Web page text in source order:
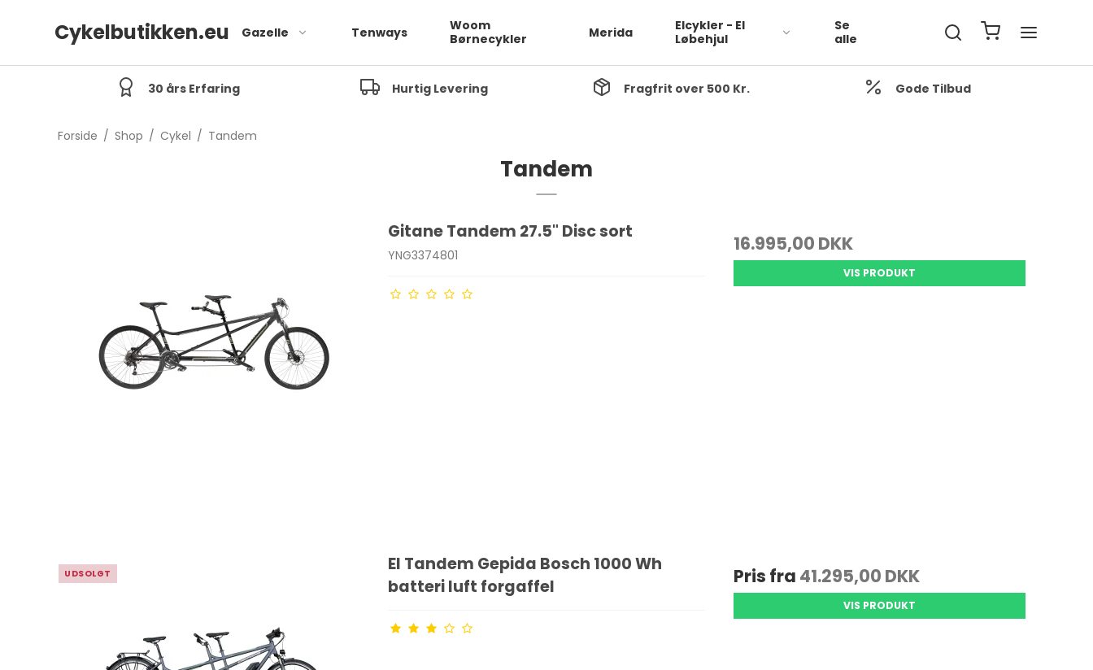
Cykelbutikken.eu Gazelle Tenways
Woom
Børnecykler
Merida
Elcykler - El
Løbehjul
Se
alle
30 års Erfaring Hurtig Levering Fragfrit over 500 Kr. Gode Tilbud
Forside / Shop / Cykel / Tandem
Tandem
Gitane Tandem 27.5" Disc sort
YNG3374801 16.995,00 DKK
VIS PRODUKT
UDSOLGT
El Tandem Gepida Bosch 1000 Wh
batteri luft forgaffel
Pris fra 41.295,00 DKK
VIS PRODUKT